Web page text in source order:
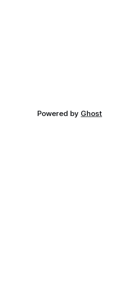
Powered by Ghost